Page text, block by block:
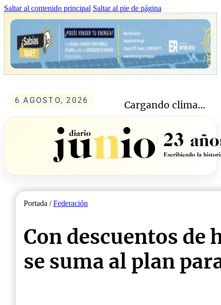
Saltar al contenido principal Saltar al pie de página
6 AGOSTO, 2026 Cargando clima...
Portada /Federación
Con descuentos de
se suma al plan